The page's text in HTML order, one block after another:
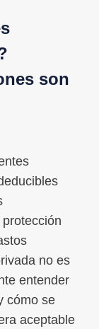
son
no es
entender
cómo se
aceptable